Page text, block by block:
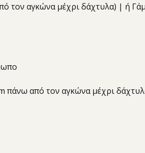
τον αγκώνα μέχρι δάχτυλα) | ή
πάνω από τον αγκώνα μέχρι